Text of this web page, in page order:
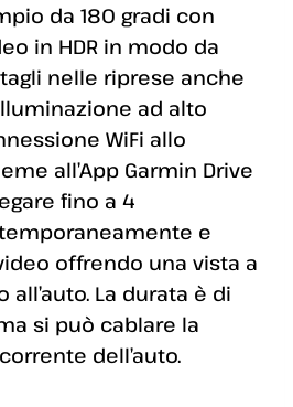
da 180 gradi con
in HDR in modo da
nelle riprese anche
ad alto
WiFi allo
all’App Garmin Drive
fino a 4
e
offrendo una vista a
La durata è di
si può cablare la
dell’auto.